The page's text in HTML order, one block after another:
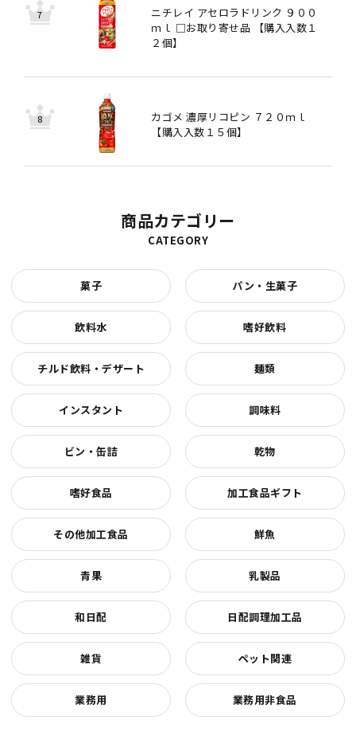
ニチレイ アセロラドリンク ９００
ｍｌ □お取り寄せ品 【購入入数１
２個】
カゴメ 濃厚リコピン ７２０ｍｌ
【購入入数１５個】
商品カテゴリー
CATEGORY
菓子 パン・生菓子
飲料水 嗜好飲料
チルド飲料・デザート 麺類
インスタント 調味料
ビン・缶詰 乾物
嗜好食品 加工食品ギフト
その他加工食品 鮮魚
青果 乳製品
和日配 日配調理加工品
雑貨 ペット関連
業務用 業務用非食品